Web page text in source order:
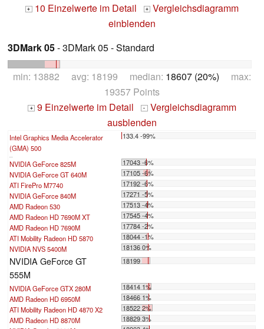
+ 10 Einzelwerte im Detail +
Vergleichsdiagramm
einblenden
3DMark 05- 3DMark 05 - Standard
min: 13882 avg: 18199 median: 18607 (20%) max:
19357 Points
+ 9 Einzelwerte im Detail - Vergleichsdiagramm
ausblenden
Intel Graphics Media Accelerator
(GMA) 500
133.4 -99%
NVIDIA GeForce 825M
17043 -6%
NVIDIA GeForce GT 640M
17105 -6%
ATI FirePro M7740
17192 -6%
NVIDIA GeForce 840M
17271 -5%
AMD Radeon 530
17513 -4%
AMD Radeon HD 7690M XT
17545 -4%
AMD Radeon HD 7690M
17784 -2%
ATI Mobility Radeon HD 5870
18044 -1%
NVIDIA NVS 5400M
18136 0%
NVIDIA GeForce GT
555M
18199
NVIDIA GeForce GTX 280M
18414 1%
AMD Radeon HD 6950M
18466 1%
ATI Mobility Radeon HD 4870 X2
18522 2%
AMD Radeon HD 8870M
18829 3%